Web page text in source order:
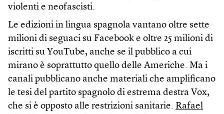
violenti e neofascisti.
Le edizioni in lingua spagnola vantano oltre sette
milioni di seguaci su Facebook e oltre 25 milioni di
iscritti su YouTube, anche se il pubblico a cui
mirano è soprattutto quello delle Americhe. Ma i
canali pubblicano anche materiali che amplificano
le tesi del partito spagnolo di estrema destra Vox,
che si è opposto alle restrizioni sanitarie. Rafael